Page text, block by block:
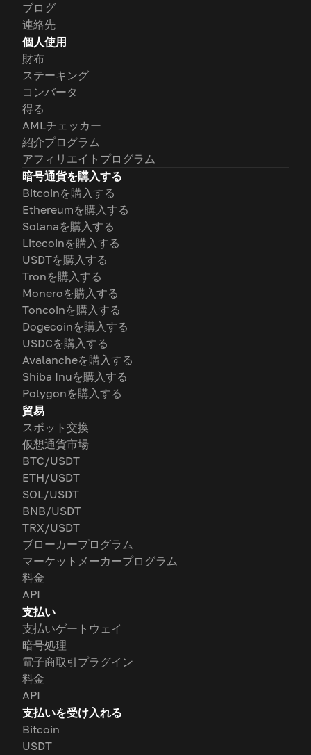
ブログ
連絡先
個人使用
財布
ステーキング
コンバータ
得る
AMLチェッカー
紹介プログラム
アフィリエイトプログラム
暗号通貨を購入する
Bitcoinを購入する
Ethereumを購入する
Solanaを購入する
Litecoinを購入する
USDTを購入する
Tronを購入する
Moneroを購入する
Toncoinを購入する
Dogecoinを購入する
USDCを購入する
Avalancheを購入する
Shiba Inuを購入する
Polygonを購入する
貿易
スポット交換
仮想通貨市場
BTC/USDT
ETH/USDT
SOL/USDT
BNB/USDT
TRX/USDT
ブローカープログラム
マーケットメーカープログラム
料金
API
支払い
支払いゲートウェイ
暗号処理
電子商取引プラグイン
料金
API
支払いを受け入れる
Bitcoin
USDT